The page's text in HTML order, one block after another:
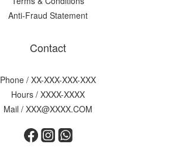
Anti-Fraud Statement
Contact
Phone / XX-XXX-XXX-XXX
Hours / XXXX-XXXX
Mail / XXX@XXXX.COM